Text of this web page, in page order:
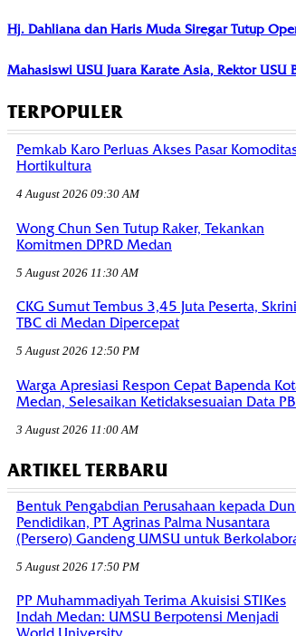
Hj. Dahliana dan Haris Muda Siregar Tutup
Mahasiswi USU Juara Karate Asia, Rektor
TERPOPULER
Pemkab Karo Perluas Akses Pasar
Hortikultura
4 August 2026 09:30 AM
Wong Chun Sen Tutup Raker, Tekankan
Komitmen DPRD Medan
5 August 2026 11:30 AM
CKG Sumut Tembus 3,45 Juta Peserta,
TBC di Medan Dipercepat
5 August 2026 12:50 PM
Warga Apresiasi Respon Cepat Bapenda
Medan, Selesaikan Ketidaksesuaian Data
3 August 2026 11:00 AM
ARTIKEL TERBARU
Bentuk Pengabdian Perusahaan kepada
Pendidikan, PT Agrinas Palma Nusantara
(Persero) Gandeng UMSU untuk
5 August 2026 17:50 PM
PP Muhammadiyah Terima Akuisisi STIKes
Indah Medan: UMSU Berpotensi Menjadi